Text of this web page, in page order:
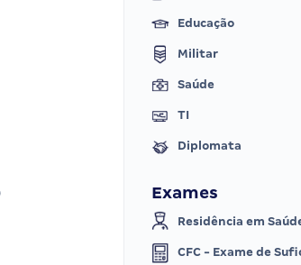
Educação
Militar
Saúde
TI
Diplomata
Exames
Residência em
CFC - Exame de